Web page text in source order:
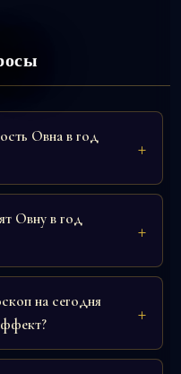
Овна в год
Овну в год
на сегодня